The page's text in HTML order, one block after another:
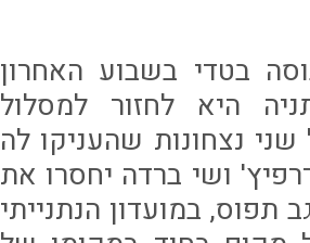
בטדי בשבוע האחרון
היא לחזור למסלול
נצחונות שהעניקו לה
ושי ברדה יחסרו את
תפוס, במועדון הנתנייתי